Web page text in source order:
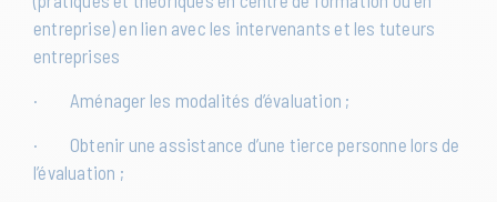
entreprise) en lien avec les intervenants et les tuteurs
entreprises
· Aménager les modalités d’évaluation ;
· Obtenir une assistance d’une tierce personne lors de
l’évaluation ;